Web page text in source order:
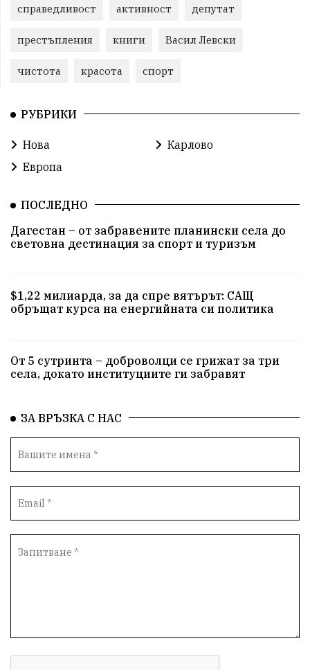
справедливост активност депутат
престъпления книги Васил Левски
чистота красота спорт
РУБРИКИ
Нова
Карлово
Европа
ПОСЛЕДНО
Дагестан – от забравените планински села до
световна дестинация за спорт и туризъм
$1,22 милиарда, за да спре вятърът: САЩ
обръщат курса на енергийната си политика
От 5 сутринта – доброволци се грижат за три
села, докато институциите ги забравят
ЗА ВРЪЗКА С НАС